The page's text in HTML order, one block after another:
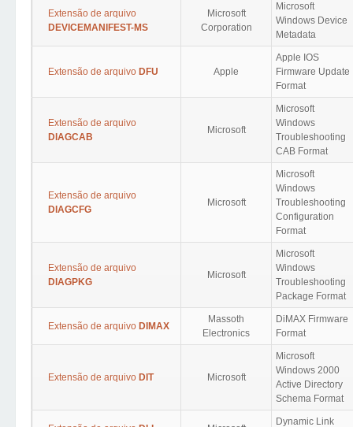
Extensão de arquivo
DEVICEMANIFEST-MS
Microsoft
Corporation
Microsoft
Windows Device
Metadata
Extensão de arquivo DFU Apple
Apple IOS
Firmware Update
Format
Extensão de arquivo
DIAGCAB
Microsoft
Microsoft
Windows
Troubleshooting
CAB Format
Extensão de arquivo
DIAGCFG
Microsoft
Microsoft
Windows
Troubleshooting
Configuration
Format
Extensão de arquivo
DIAGPKG
Microsoft
Microsoft
Windows
Troubleshooting
Package Format
Extensão de arquivo DIMAX
Massoth
Electronics
DiMAX Firmware
Format
Extensão de arquivo DIT Microsoft
Microsoft
Windows 2000
Active Directory
Schema Format
Dynamic Link